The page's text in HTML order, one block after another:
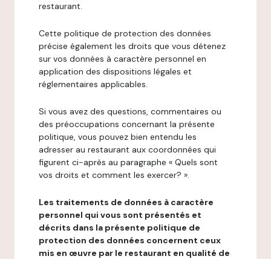
restaurant.
Cette politique de protection des données
précise également les droits que vous détenez
sur vos données à caractère personnel en
application des dispositions légales et
réglementaires applicables.
Si vous avez des questions, commentaires ou
des préoccupations concernant la présente
politique, vous pouvez bien entendu les
adresser au restaurant aux coordonnées qui
figurent ci-après au paragraphe « Quels sont
vos droits et comment les exercer? ».
Les traitements de données à caractère
personnel qui vous sont présentés et
décrits dans la présente politique de
protection des données concernent ceux
mis en œuvre par le restaurant en qualité de